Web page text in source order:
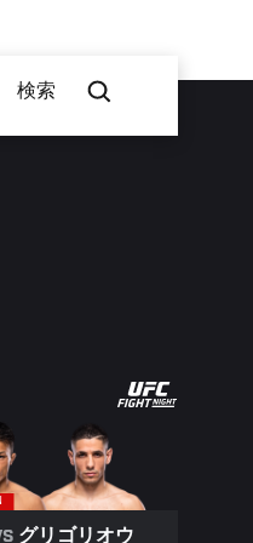
検索
UFC
グリゴリオウ